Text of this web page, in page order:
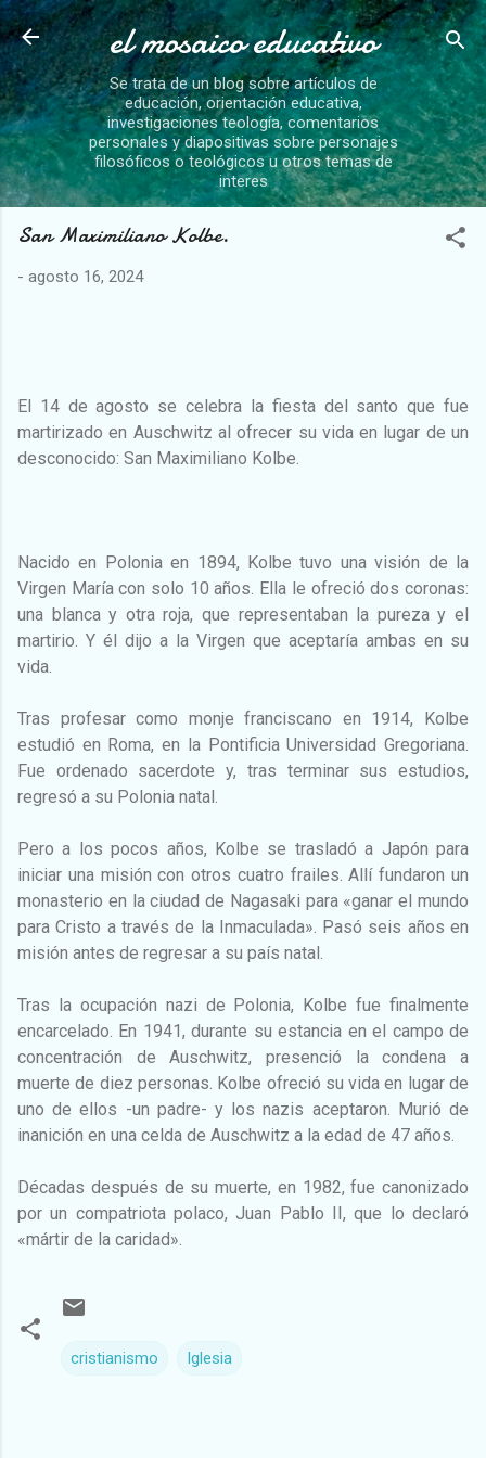
Ir al contenido principal
el mosaico educativo
Se trata de un blog sobre artículos de
educación, orientación educativa,
investigaciones teología, comentarios
personales y diapositivas sobre personajes
filosóficos o teológicos u otros temas de
interes
San Maximiliano Kolbe.
- agosto 16, 2024
El 14 de agosto se celebra la fiesta del santo que fue
martirizado en Auschwitz al ofrecer su vida en lugar de un
desconocido: San Maximiliano Kolbe.
Nacido en Polonia en 1894, Kolbe tuvo una visión de la
Virgen María con solo 10 años. Ella le ofreció dos coronas:
una blanca y otra roja, que representaban la pureza y el
martirio. Y él dijo a la Virgen que aceptaría ambas en su
vida.
Tras profesar como monje franciscano en 1914, Kolbe
estudió en Roma, en la Pontificia Universidad Gregoriana.
Fue ordenado sacerdote y, tras terminar sus estudios,
regresó a su Polonia natal.
Pero a los pocos años, Kolbe se trasladó a Japón para
iniciar una misión con otros cuatro frailes. Allí fundaron un
monasterio en la ciudad de Nagasaki para «ganar el mundo
para Cristo a través de la Inmaculada». Pasó seis años en
misión antes de regresar a su país natal.
Tras la ocupación nazi de Polonia, Kolbe fue finalmente
encarcelado. En 1941, durante su estancia en el campo de
concentración de Auschwitz, presenció la condena a
muerte de diez personas. Kolbe ofreció su vida en lugar de
uno de ellos -un padre- y los nazis aceptaron. Murió de
inanición en una celda de Auschwitz a la edad de 47 años.
Décadas después de su muerte, en 1982, fue canonizado
por un compatriota polaco, Juan Pablo II, que lo declaró
«mártir de la caridad».
cristianismo Iglesia